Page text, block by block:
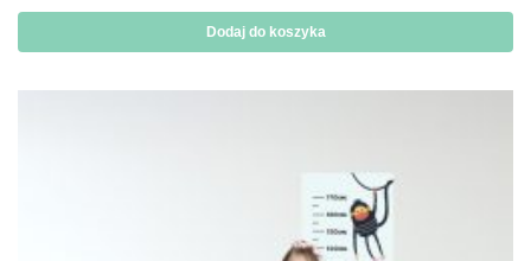
Dodaj do koszyka